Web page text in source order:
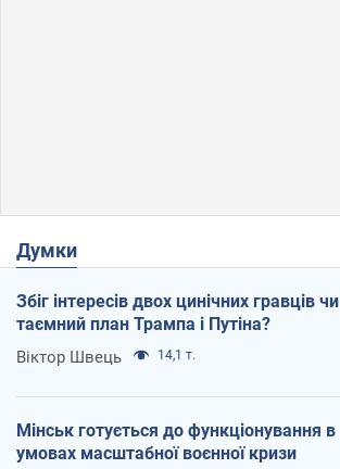
Думки
Збіг інтересів двох цинічних гравців чи
таємний план Трампа і Путіна?
Віктор Швець 14,1 т.
Мінськ готується до функціонування в
умовах масштабної воєнної кризи